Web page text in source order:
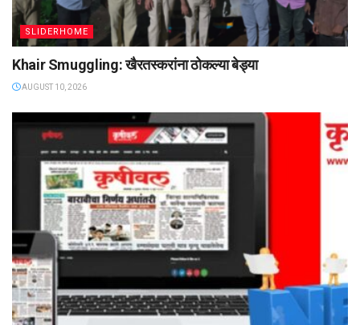
SLIDERHOME
Khair Smuggling: खैरतस्करांना ठोकल्या बेड्या
AUGUST 10, 2026